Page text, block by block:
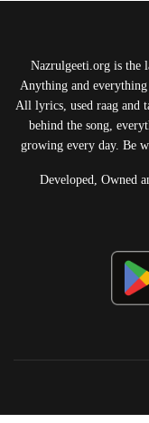
Nazrulgeeti.org is the
Anything and
All lyrics, used raag and
behind the song,
growing every day. Be
Developed, Owned